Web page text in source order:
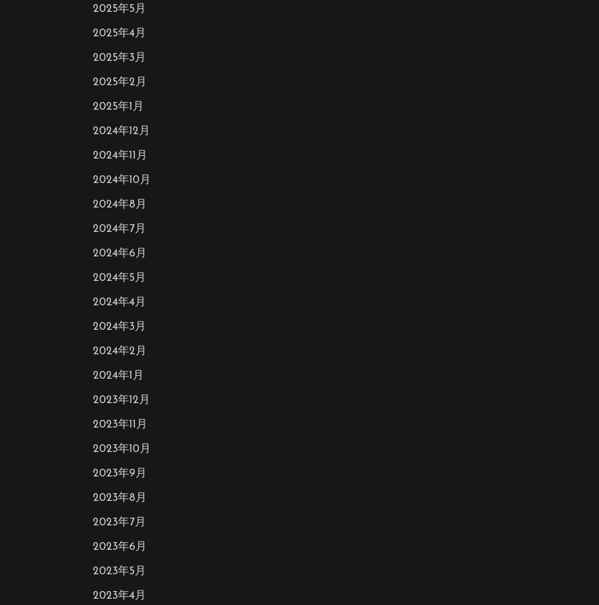
2025年5月
2025年4月
2025年3月
2025年2月
2025年1月
2024年12月
2024年11月
2024年10月
2024年8月
2024年7月
2024年6月
2024年5月
2024年4月
2024年3月
2024年2月
2024年1月
2023年12月
2023年11月
2023年10月
2023年9月
2023年8月
2023年7月
2023年6月
2023年5月
2023年4月